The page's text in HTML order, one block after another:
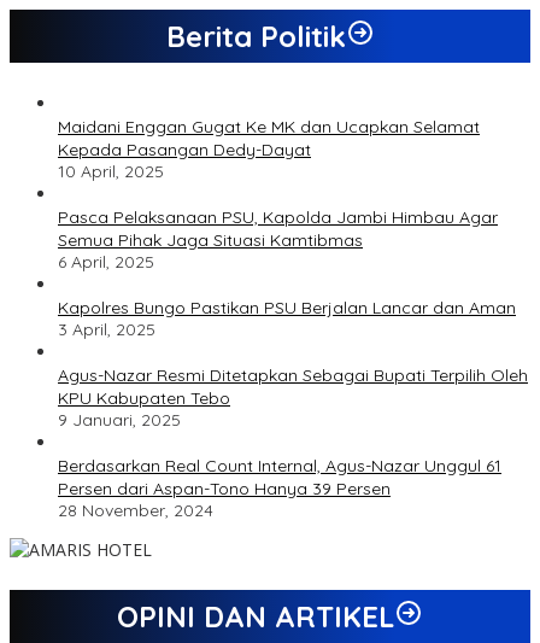
Berita Politik
Maidani Enggan Gugat Ke MK dan Ucapkan Selamat
Kepada Pasangan Dedy-Dayat
10 April, 2025
Pasca Pelaksanaan PSU, Kapolda Jambi Himbau Agar
Semua Pihak Jaga Situasi Kamtibmas
6 April, 2025
Kapolres Bungo Pastikan PSU Berjalan Lancar dan Aman
3 April, 2025
Agus-Nazar Resmi Ditetapkan Sebagai Bupati Terpilih Oleh
KPU Kabupaten Tebo
9 Januari, 2025
Berdasarkan Real Count Internal, Agus-Nazar Unggul 61
Persen dari Aspan-Tono Hanya 39 Persen
28 November, 2024
OPINI DAN ARTIKEL